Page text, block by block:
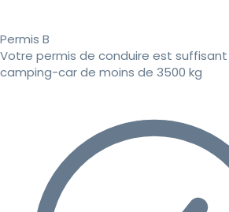
Permis B
Votre permis de conduire est
camping-car de moins de 3500 kg